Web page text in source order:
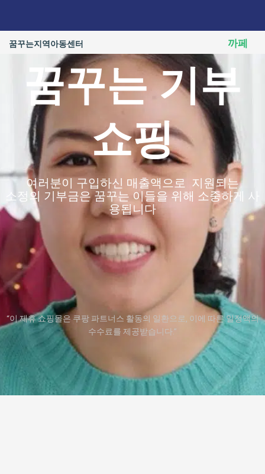
츠
꿈꾸는지역아동센터 까페
꿈꾸는 기부
쇼핑
여러분이 구입하신 매출액으로 지원되는
소정의 기부금은 꿈꾸는 이들을 위해 소중하게 사
용됩니다
“이 제휴 쇼핑몰은 쿠팡 파트너스 활동의 일환으로, 이에 따른 일정액의
수수료를 제공받습니다.”